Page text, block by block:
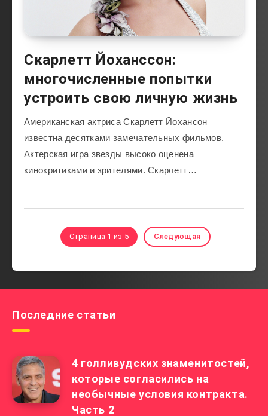
Скарлетт Йоханссон:
многочисленные попытки
устроить свою личную жизнь
Американская актриса Скарлетт Йохансон
известна десятками замечательных фильмов.
Актерская игра звезды высоко оценена
кинокритиками и зрителями. Скарлетт…
Страница 1 из 5 Следующая
Последние статьи
4 голливудских знаменитостей,
которые согласились на
необычные условия контракта.
Часть 2